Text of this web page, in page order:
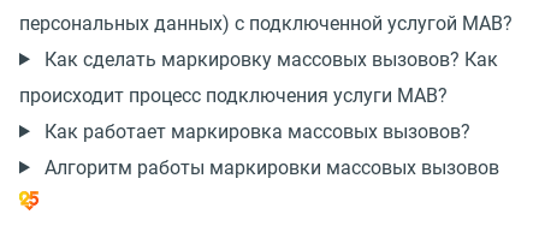
персональных данных) с подключенной услугой МАВ?
Как сделать маркировку массовых вызовов? Как
происходит процесс подключения услуги МАВ?
Как работает маркировка массовых вызовов?
Алгоритм работы маркировки массовых вызовов